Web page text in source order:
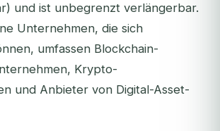
und ist unbegrenzt verlängerbar.
Unternehmen, die sich
umfassen Blockchain-
Krypto-
und Anbieter von Digital-Asset-